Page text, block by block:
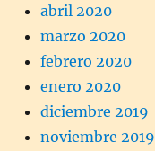
abril 2020
marzo 2020
febrero 2020
enero 2020
diciembre 2019
noviembre 2019